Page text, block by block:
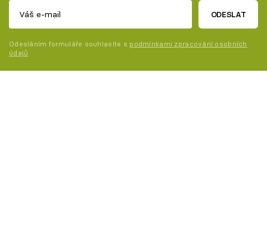
ODESLAT
Odesláním formuláře souhlasíte s podmínkami zpracování osobních
údajů